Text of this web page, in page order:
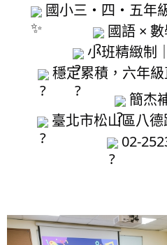
國小三・四・五年
國語 × 數
小班精緻制
穩定累積，六年
簡杰
臺北市松山區八
02-